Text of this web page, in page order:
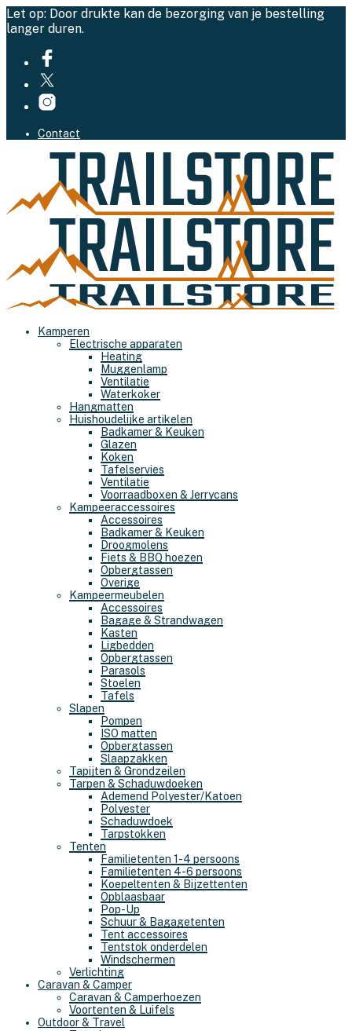
Let op: Door drukte kan de bezorging van je bestelling
langer duren.
Contact
Kamperen
Electrische apparaten
Heating
Muggenlamp
Ventilatie
Waterkoker
Hangmatten
Huishoudelijke artikelen
Badkamer & Keuken
Glazen
Koken
Tafelservies
Ventilatie
Voorraadboxen & Jerrycans
Kampeeraccessoires
Accessoires
Badkamer & Keuken
Droogmolens
Fiets & BBQ hoezen
Opbergtassen
Overige
Kampeermeubelen
Accessoires
Bagage & Strandwagen
Kasten
Ligbedden
Opbergtassen
Parasols
Stoelen
Tafels
Slapen
Pompen
ISO matten
Opbergtassen
Slaapzakken
Tapijten & Grondzeilen
Tarpen & Schaduwdoeken
Ademend Polyester/Katoen
Polyester
Schaduwdoek
Tarpstokken
Tenten
Familietenten 1-4 persoons
Familietenten 4-6 persoons
Koepeltenten & Bijzettenten
Opblaasbaar
Pop-Up
Schuur & Bagagetenten
Tent accessoires
Tentstok onderdelen
Windschermen
Verlichting
Caravan & Camper
Caravan & Camperhoezen
Voortenten & Luifels
Outdoor & Travel